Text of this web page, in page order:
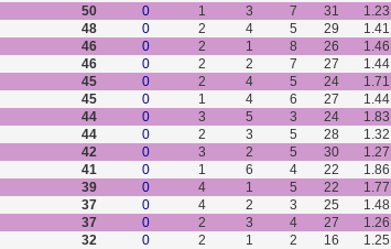
50 0 1 3 7 31
1.23
48 0 2 4 5 29
1.41
46 0 2 1 8 26
1.46
46 0 2 2 7 27
1.44
45 0 2 4 5 24
1.71
45 0 1 4 6 27
1.44
44 0 3 5 3 24
1.83
44 0 2 3 5 28
1.32
42 0 3 2 5 30
1.27
41 0 1 6 4 22
1.86
39 0 4 1 5 22
1.77
37 0 4 2 3 25
1.48
37 0 2 3 4 27
1.26
32 0 2 1 2 16
1.25